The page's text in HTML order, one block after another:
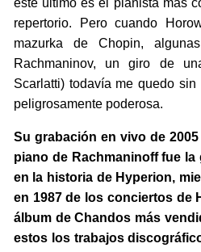
este último es el pianista más
repertorio. Pero cuando
mazurka de Chopin,
Rachmaninov, un giro de
Scarlatti) todavía me quedo
peligrosamente poderosa.
Su grabación en vivo de
piano de Rachmaninoff fue
en la historia de Hyperion,
en 1987 de los conciertos de
álbum de Chandos más
estos los trabajos